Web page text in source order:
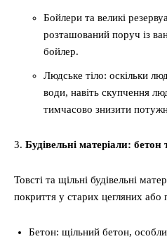
Бойлери та великі
розташований поруч із
бойлер.
Людське тіло: оскільки
води, навіть скупчення
тимчасово знизити
3. Будівельні матеріали: бетон
Товсті та щільні будівельні
покриття у старих цегляних або
Бетон: щільний бетон,